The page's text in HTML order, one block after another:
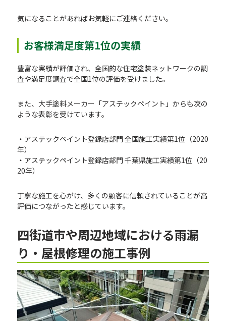
気になることがあればお気軽にご連絡ください。
お客様満足度第1位の実績
豊富な実績が評価され、全国的な住宅塗装ネットワークの調
査や満足度調査で全国1位の評価を受けました。
また、大手塗料メーカー「アステックペイント」からも次の
ような表彰を受けています。
・アステックペイント登録店部門 全国施工実績第1位（2020
年）
・アステックペイント登録店部門 千葉県施工実績第1位（20
20年）
丁寧な施工を心がけ、多くの顧客に信頼されていることが高
評価につながったと感じています。
四街道市や周辺地域における雨漏
り・屋根修理の施工事例